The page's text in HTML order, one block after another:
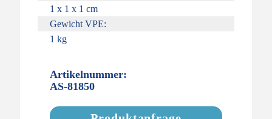
1 x 1 x 1 cm
Gewicht VPE:
1 kg
Artikelnummer:
AS-81850